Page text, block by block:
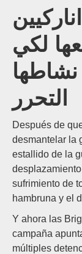
لكي
التحرر
Después de
desmantelar la
estallido de la
sufrimiento de
hambruna y el
Y ahora las
campaña
múltiples